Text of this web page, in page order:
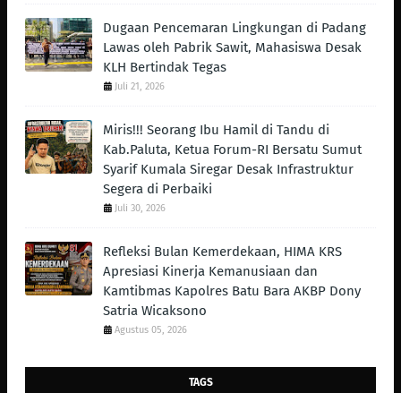
Dugaan Pencemaran Lingkungan di Padang
Lawas oleh Pabrik Sawit, Mahasiswa Desak
KLH Bertindak Tegas ‎
Juli 21, 2026
Miris!!! Seorang Ibu Hamil di Tandu di
Kab.Paluta, Ketua Forum-RI Bersatu Sumut
Syarif Kumala Siregar Desak Infrastruktur
Segera di Perbaiki
Juli 30, 2026
Refleksi Bulan Kemerdekaan, HIMA KRS
Apresiasi Kinerja Kemanusiaan dan
Kamtibmas Kapolres Batu Bara AKBP Dony
Satria Wicaksono
Agustus 05, 2026
TAGS